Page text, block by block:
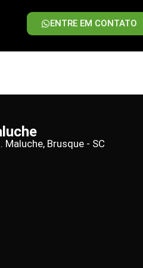
ENTRE EM CONTATO
Brusque - SC